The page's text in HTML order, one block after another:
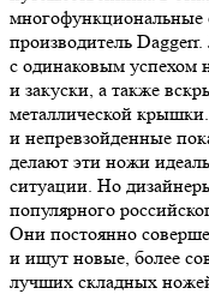
многофункциональные
производитель
с одинаковым успехом
и закуски, а также
металлической
и непревзойденные
делают эти ножи
ситуации. Но
популярного
Они постоянно
и ищут новые, более
лучших складных